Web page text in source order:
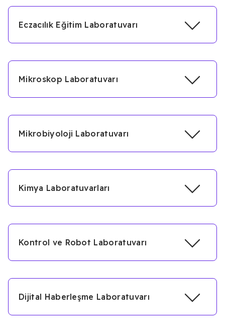
Eczacılık Eğitim Laboratuvarı
Mikroskop Laboratuvarı
Mikrobiyoloji Laboratuvarı
Kimya Laboratuvarları
Kontrol ve Robot Laboratuvarı
Dijital Haberleşme Laboratuvarı